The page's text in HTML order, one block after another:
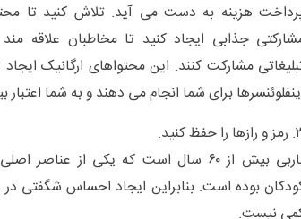
هزینه به دست می آید. تلاش کنید تا
جذابی ایجاد کنید تا مخاطبان علاقه
مشارکت کنند. این محتواهای ارگانیک
برای شما انجام می دهند و به شما
حفظ کنید.
باربی بیش از ۶۰ سال است که یکی از
بوده است. بنابراین ایجاد احساس شگفتی در